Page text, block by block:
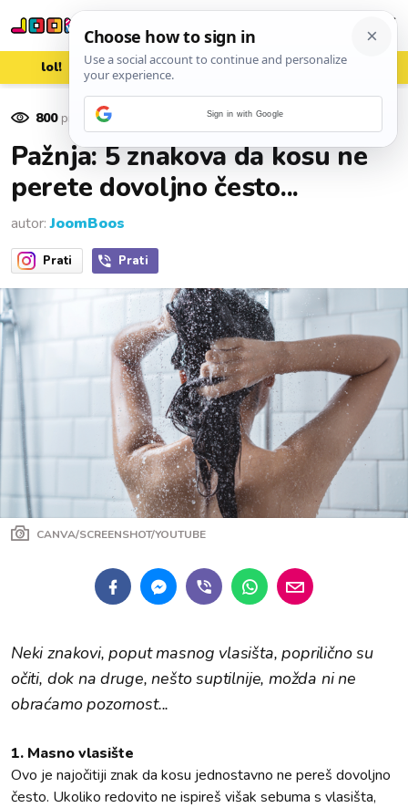
lol! aww vrh! woot?!
800pregleda
Pažnja: 5 znakova da kosu ne
perete dovoljno često...
autor:JoomBoos
Prati Prati
CANVA/SCREENSHOT/YOUTUBE
Neki znakovi, poput masnog vlasišta, poprilično su
očiti, dok na druge, nešto suptilnije, možda ni ne
obraćamo pozornost...
1. Masno vlasište
Ovo je najočitiji znak da kosu jednostavno ne pereš dovoljno
često. Ukoliko redovito ne ispireš višak sebuma s vlasišta,
Sign in with Google